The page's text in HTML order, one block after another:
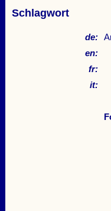
Schlagwort
de:
en:
fr:
it: